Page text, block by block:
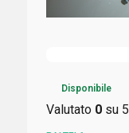
Disponibile
Valutato 0su 5